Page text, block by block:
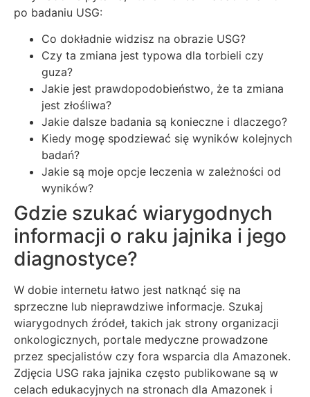
po badaniu USG:
Co dokładnie widzisz na obrazie USG?
Czy ta zmiana jest typowa dla torbieli czy
guza?
Jakie jest prawdopodobieństwo, że ta zmiana
jest złośliwa?
Jakie dalsze badania są konieczne i dlaczego?
Kiedy mogę spodziewać się wyników kolejnych
badań?
Jakie są moje opcje leczenia w zależności od
wyników?
Gdzie szukać wiarygodnych
informacji o raku jajnika i jego
diagnostyce?
W dobie internetu łatwo jest natknąć się na
sprzeczne lub nieprawdziwe informacje. Szukaj
wiarygodnych źródeł, takich jak strony organizacji
onkologicznych, portale medyczne prowadzone
przez specjalistów czy fora wsparcia dla Amazonek.
Zdjęcia USG raka jajnika często publikowane są w
celach edukacyjnych na stronach dla Amazonek i